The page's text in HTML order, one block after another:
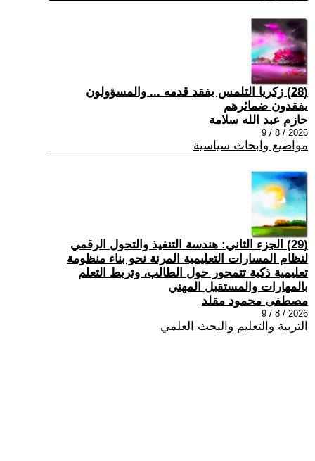
(28) زكريا التلمس يفقد قدمه ... والمسؤولون
يفقدون ضمائرهم
حازم عبد الله سلامة
2026 / 8 / 9
مواضيع وابحاث سياسية
(29) الجزء الثاني: هندسة التنفيذ والتحول الرقمي
لنظام المسارات التعليمية المرنة نحو بناء منظومة
تعليمية ذكية تتمحور حول الطالب، وتربط التعلم
بالمهارات والمستقبل المهني
مصطفى محمود مقلد
2026 / 8 / 9
التربية والتعليم والبحث العلمي